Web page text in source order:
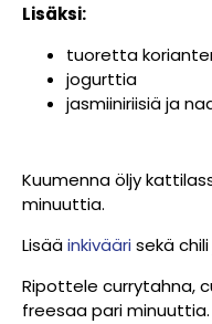
Lisäksi:
tuoretta
jogurttia
jasmiiniriisiä ja
Kuumenna öljy
minuuttia.
Lisääinkiväärisekä
Ripottele currytahna,
freesaa pari minuuttia.